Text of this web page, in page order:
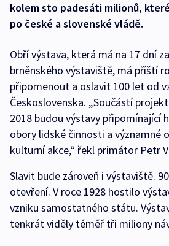
kolem sto padesáti milionů,
po české a slovenské vládě.
Obří výstava, která má na 17 dní
brněnského výstaviště, má příští
připomenout a oslavit 100 let od
Československa. „Součástí
2018 budou výstavy připomínající
obory lidské činnosti a významné
kulturní akce,“ řekl primátor Petr
Slavit bude zároveň i výstaviště.
otevření. V roce 1928 hostilo
vzniku samostatného státu.
tenkrát viděly téměř tři miliony